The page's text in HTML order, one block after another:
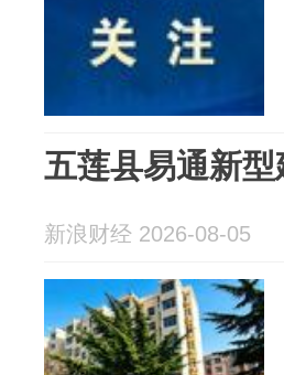
五莲县易通新
新浪财经 2026-08-05